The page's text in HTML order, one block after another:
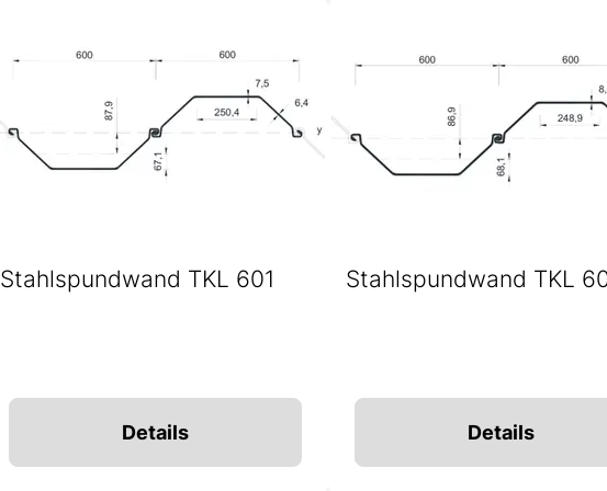
Stahlspundwand TKL 601
Details
Stahlspundwand TKL
Details